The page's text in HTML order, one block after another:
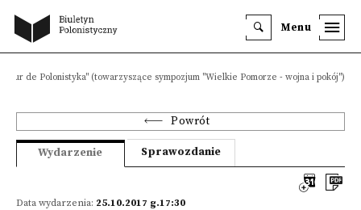
Menu
de Polonistyka" (towarzyszące sympozjum "Wielkie Pomorze - wojna i pokój")
Powrót
Wydarzenie Sprawozdanie
Data wydarzenia: 25.10.2017 g.17:30